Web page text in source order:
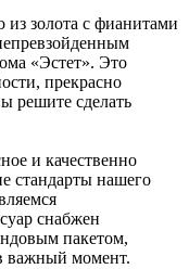
из золота с фианитами
«Эстет». Это
прекрасно
решите сделать
и качественно
стандарты нашего
снабжен
пакетом,
важный момент.